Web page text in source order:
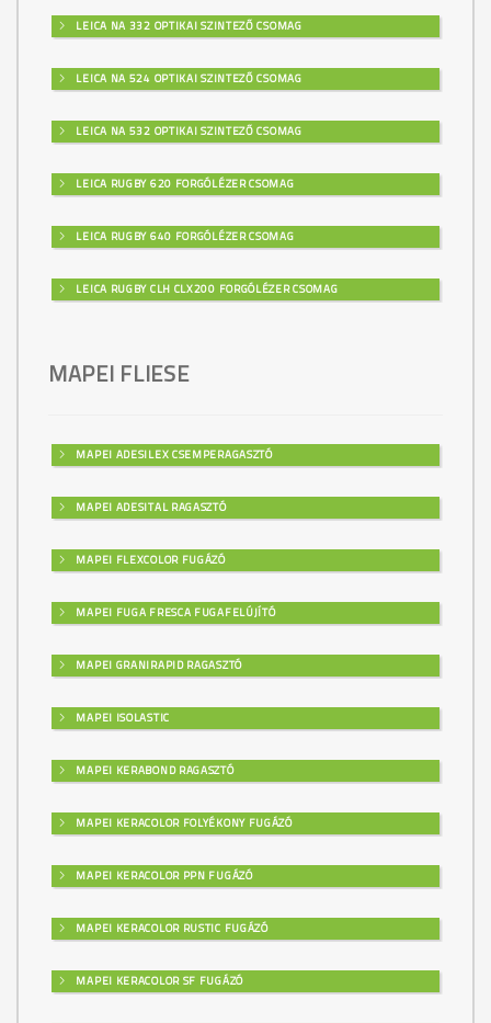
LEICA NA 332 OPTIKAI SZINTEZŐ CSOMAG
LEICA NA 524 OPTIKAI SZINTEZŐ CSOMAG
LEICA NA 532 OPTIKAI SZINTEZŐ CSOMAG
LEICA RUGBY 620 FORGÓLÉZER CSOMAG
LEICA RUGBY 640 FORGÓLÉZER CSOMAG
LEICA RUGBY CLH CLX200 FORGÓLÉZER CSOMAG
MAPEI FLIESE
MAPEI ADESILEX CSEMPERAGASZTÓ
MAPEI ADESITAL RAGASZTÓ
MAPEI FLEXCOLOR FUGÁZÓ
MAPEI FUGA FRESCA FUGAFELÚJÍTÓ
MAPEI GRANIRAPID RAGASZTÓ
MAPEI ISOLASTIC
MAPEI KERABOND RAGASZTÓ
MAPEI KERACOLOR FOLYÉKONY FUGÁZÓ
MAPEI KERACOLOR PPN FUGÁZÓ
MAPEI KERACOLOR RUSTIC FUGÁZÓ
MAPEI KERACOLOR SF FUGÁZÓ